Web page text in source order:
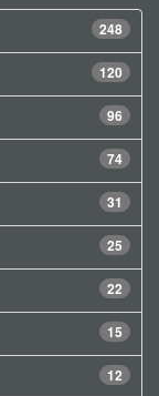
248
120
96
74
31
25
22
15
12